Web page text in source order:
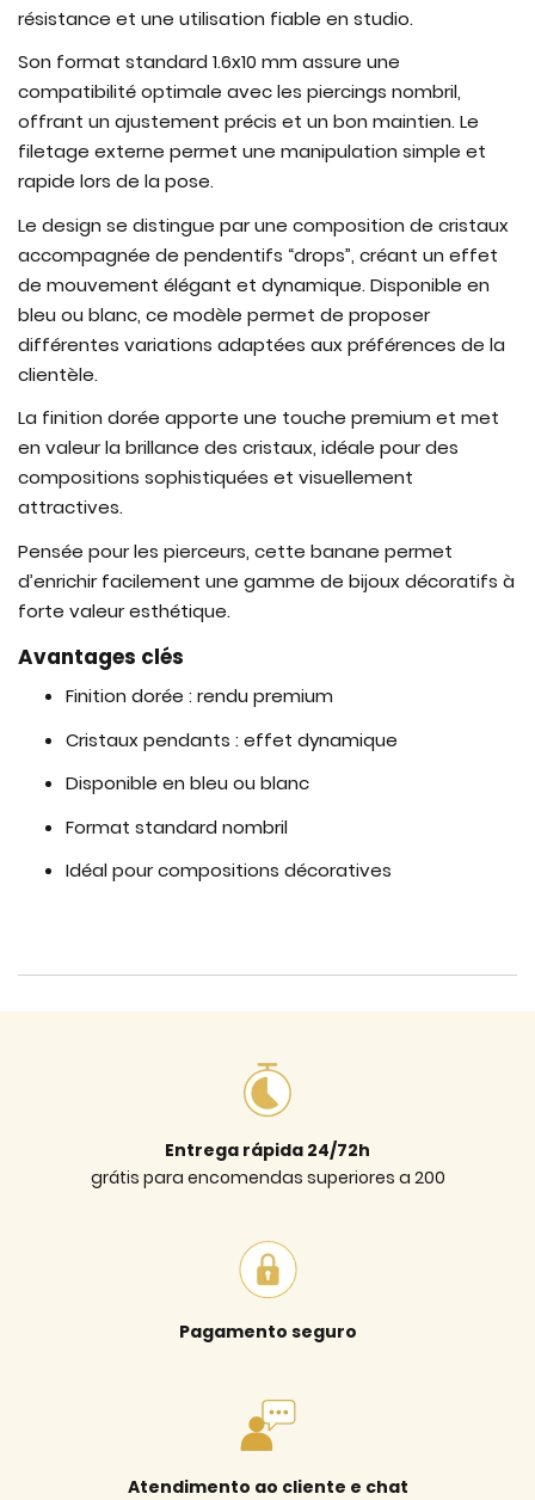
résistance et une utilisation fiable en studio.
Son format standard 1.6x10 mm assure une
compatibilité optimale avec les piercings nombril,
offrant un ajustement précis et un bon maintien. Le
filetage externe permet une manipulation simple et
rapide lors de la pose.
Le design se distingue par une composition de cristaux
accompagnée de pendentifs “drops”, créant un effet
de mouvement élégant et dynamique. Disponible en
bleu ou blanc, ce modèle permet de proposer
différentes variations adaptées aux préférences de la
clientèle.
La finition dorée apporte une touche premium et met
en valeur la brillance des cristaux, idéale pour des
compositions sophistiquées et visuellement
attractives.
Pensée pour les pierceurs, cette banane permet
d’enrichir facilement une gamme de bijoux décoratifs à
forte valeur esthétique.
Avantages clés
Finition dorée : rendu premium
Cristaux pendants : effet dynamique
Disponible en bleu ou blanc
Format standard nombril
Idéal pour compositions décoratives
Entrega rápida 24/72h
grátis para encomendas superiores a 200
Pagamento seguro
Atendimento ao cliente e chat